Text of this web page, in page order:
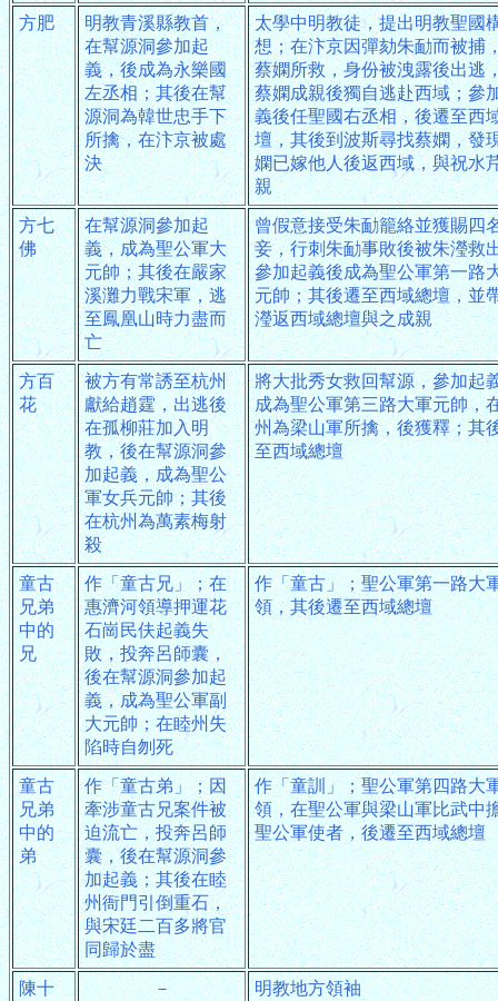
方肥
明教青溪縣教首，
在幫源洞參加起
義，後成為永樂國
左丞相；其後在幫
源洞為韓世忠手下
所擒，在汴京被處
決
太學中明教徒，提出明教聖國
想；在汴京因彈劾朱勔而被捕
蔡嫻所救，身份被洩露後出逃
蔡嫻成親後獨自逃赴西域；參
義後任聖國右丞相，後遷至西
壇，其後到波斯尋找蔡嫻，發
嫻已嫁他人後返西域，與祝水
親
方七
佛
在幫源洞參加起
義，成為聖公軍大
元帥；其後在嚴家
溪灘力戰宋軍，逃
至鳳凰山時力盡而
亡
曾假意接受朱勔籠絡並獲賜四
妾，行刺朱勔事敗後被朱瀅救
參加起義後成為聖公軍第一路
元帥；其後遷至西域總壇，並
瀅返西域總壇與之成親
方百
花
被方有常誘至杭州
獻給趙霆，出逃後
在孤柳莊加入明
教，後在幫源洞參
加起義，成為聖公
軍女兵元帥；其後
在杭州為萬素梅射
殺
將大批秀女救回幫源，參加起
成為聖公軍第三路大軍元帥，
州為梁山軍所擒，後獲釋；其
至西域總壇
童古
兄弟
中的
兄
作「童古兄」；在
惠濟河領導押運花
石崗民伕起義失
敗，投奔呂師囊，
後在幫源洞參加起
義，成為聖公軍副
大元帥；在睦州失
陷時自刎死
作「童古」；聖公軍第一路大
領，其後遷至西域總壇
童古
兄弟
中的
弟
作「童古弟」；因
牽涉童古兄案件被
迫流亡，投奔呂師
囊，後在幫源洞參
加起義；其後在睦
州衙門引倒重石，
與宋廷二百多將官
同歸於盡
作「童訓」；聖公軍第四路大
領，在聖公軍與梁山軍比武中
聖公軍使者，後遷至西域總壇
陳十
－ 明教地方領袖